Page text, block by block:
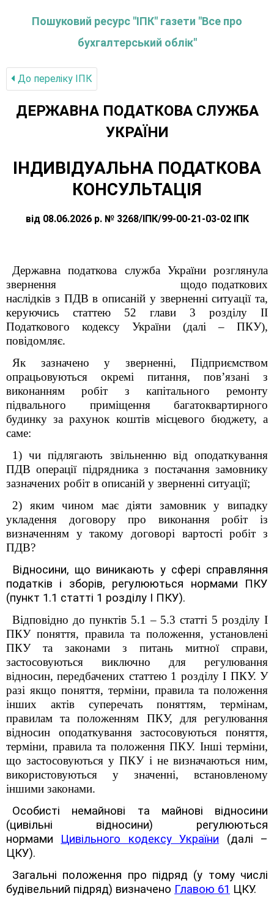
Пошуковий ресурс "ІПК" газети "Все про
бухгалтерський облік"
До переліку IПК
ДЕРЖАВНА ПОДАТКОВА СЛУЖБА
УКРАЇНИ
ІНДИВІДУАЛЬНА ПОДАТКОВА
КОНСУЛЬТАЦІЯ
від 08.06.2026 р. № 3268/ІПК/99-00-21-03-02 ІПК
Державна податкова служба України розглянула
звернення щодо податкових
наслідків з ПДВ в описаній у зверненні ситуації та,
керуючись статтею 52 глави 3 розділу ІІ
Податкового кодексу України (далі – ПКУ),
повідомляє.
Як зазначено у зверненні, Підприємством
опрацьовуються окремі питання, пов’язані з
виконанням робіт з капітального ремонту
підвального приміщення багатоквартирного
будинку за рахунок коштів місцевого бюджету, а
саме:
1)чипідлягають звільненню від оподаткування
ПДВ операції підрядника з постачання замовнику
зазначених робіт в описаній у зверненні ситуації;
2) яким чином має діяти замовник у випадку
укладення договору про виконання робіт із
визначенням у такому договорі вартості робіт з
ПДВ?
Відносини, що виникають у сфері справляння
податків і зборів, регулюються нормами ПКУ
(пункт 1.1 статті 1 розділу І ПКУ).
Відповідно до пунктів 5.1 – 5.3 статті 5 розділу I
ПКУ поняття, правила та положення, установлені
ПКУ та законами з питань митної справи,
застосовуються виключно для регулювання
відносин, передбачених статтею 1 розділу I ПКУ. У
разі якщо поняття, терміни, правила та положення
інших актів суперечать поняттям, термінам,
правилам та положенням ПКУ, для регулювання
відносин оподаткування застосовуються поняття,
терміни, правила та положення ПКУ. Інші терміни,
що застосовуються у ПКУ і не визначаються ним,
використовуються у значенні, встановленому
іншими законами.
Особисті немайнові та майнові відносини
(цивільні відносини) регулюються
нормами
Цивільного кодексу України
(далі –
ЦКУ).
Загальні положення про підряд (у тому числі
будівельний підряд) визначено Главою 61 ЦКУ.